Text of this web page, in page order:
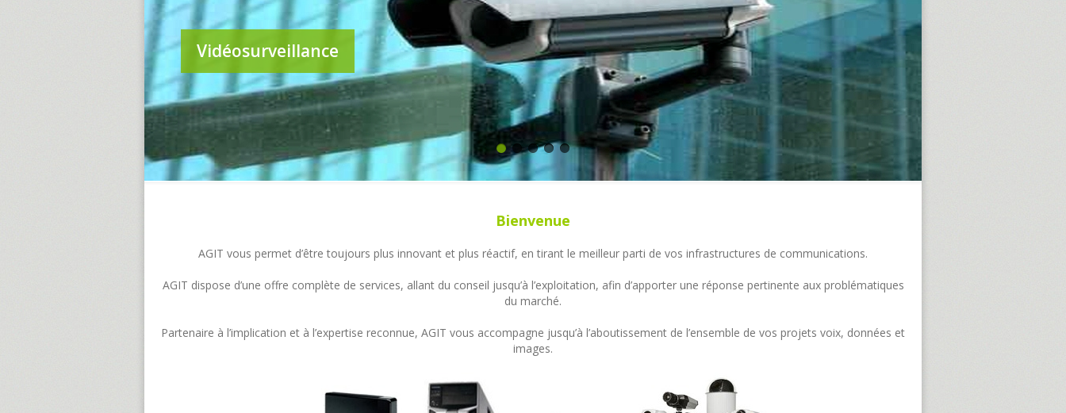
Vidéosurveillance
Bienvenue
AGIT vous permet d’être toujours plus innovant et plus réactif, en tirant le meilleur parti de vos infrastructures de communications.
AGIT dispose d’une offre complète de services, allant du conseil jusqu’à l’exploitation, afin d’apporter une réponse pertinente aux problématiques
du marché.
Partenaire à l’implication et à l’expertise reconnue, AGIT vous accompagne jusqu’à l’aboutissement de l’ensemble de vos projets voix, données et
images.